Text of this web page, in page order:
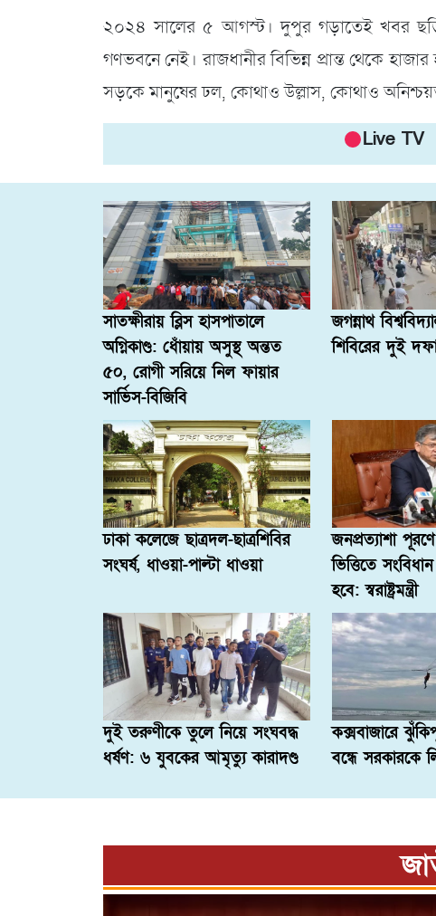
২০২৪ সালের ৫ আগস্ট। দুপুর গড়াতেই খবর
গণভবনে নেই। রাজধানীর বিভিন্ন প্রান্ত থেকে
সড়কে মানুষের ঢল, কোথাও উল্লাস, কোথাও
Live TV
সাতক্ষীরায় ব্লিস হাসপাতালে
অগ্নিকাণ্ড: ধোঁয়ায় অসুস্থ অন্তত
৫০, রোগী সরিয়ে নিল ফায়ার
সার্ভিস-বিজিবি
জগন্নাথ
শিবিরের দুই
ঢাকা কলেজে ছাত্রদল-ছাত্রশিবির
সংঘর্ষ, ধাওয়া-পাল্টা ধাওয়া
জনপ্রত্যাশা
ভিত্তিতে
হবে: স্বরাষ্ট্রমন্ত্রী
দুই তরুণীকে তুলে নিয়ে সংঘবদ্ধ
ধর্ষণ: ৬ যুবকের আমৃত্যু কারাদণ্ড
কক্সবাজারে
বন্ধে সরকারকে